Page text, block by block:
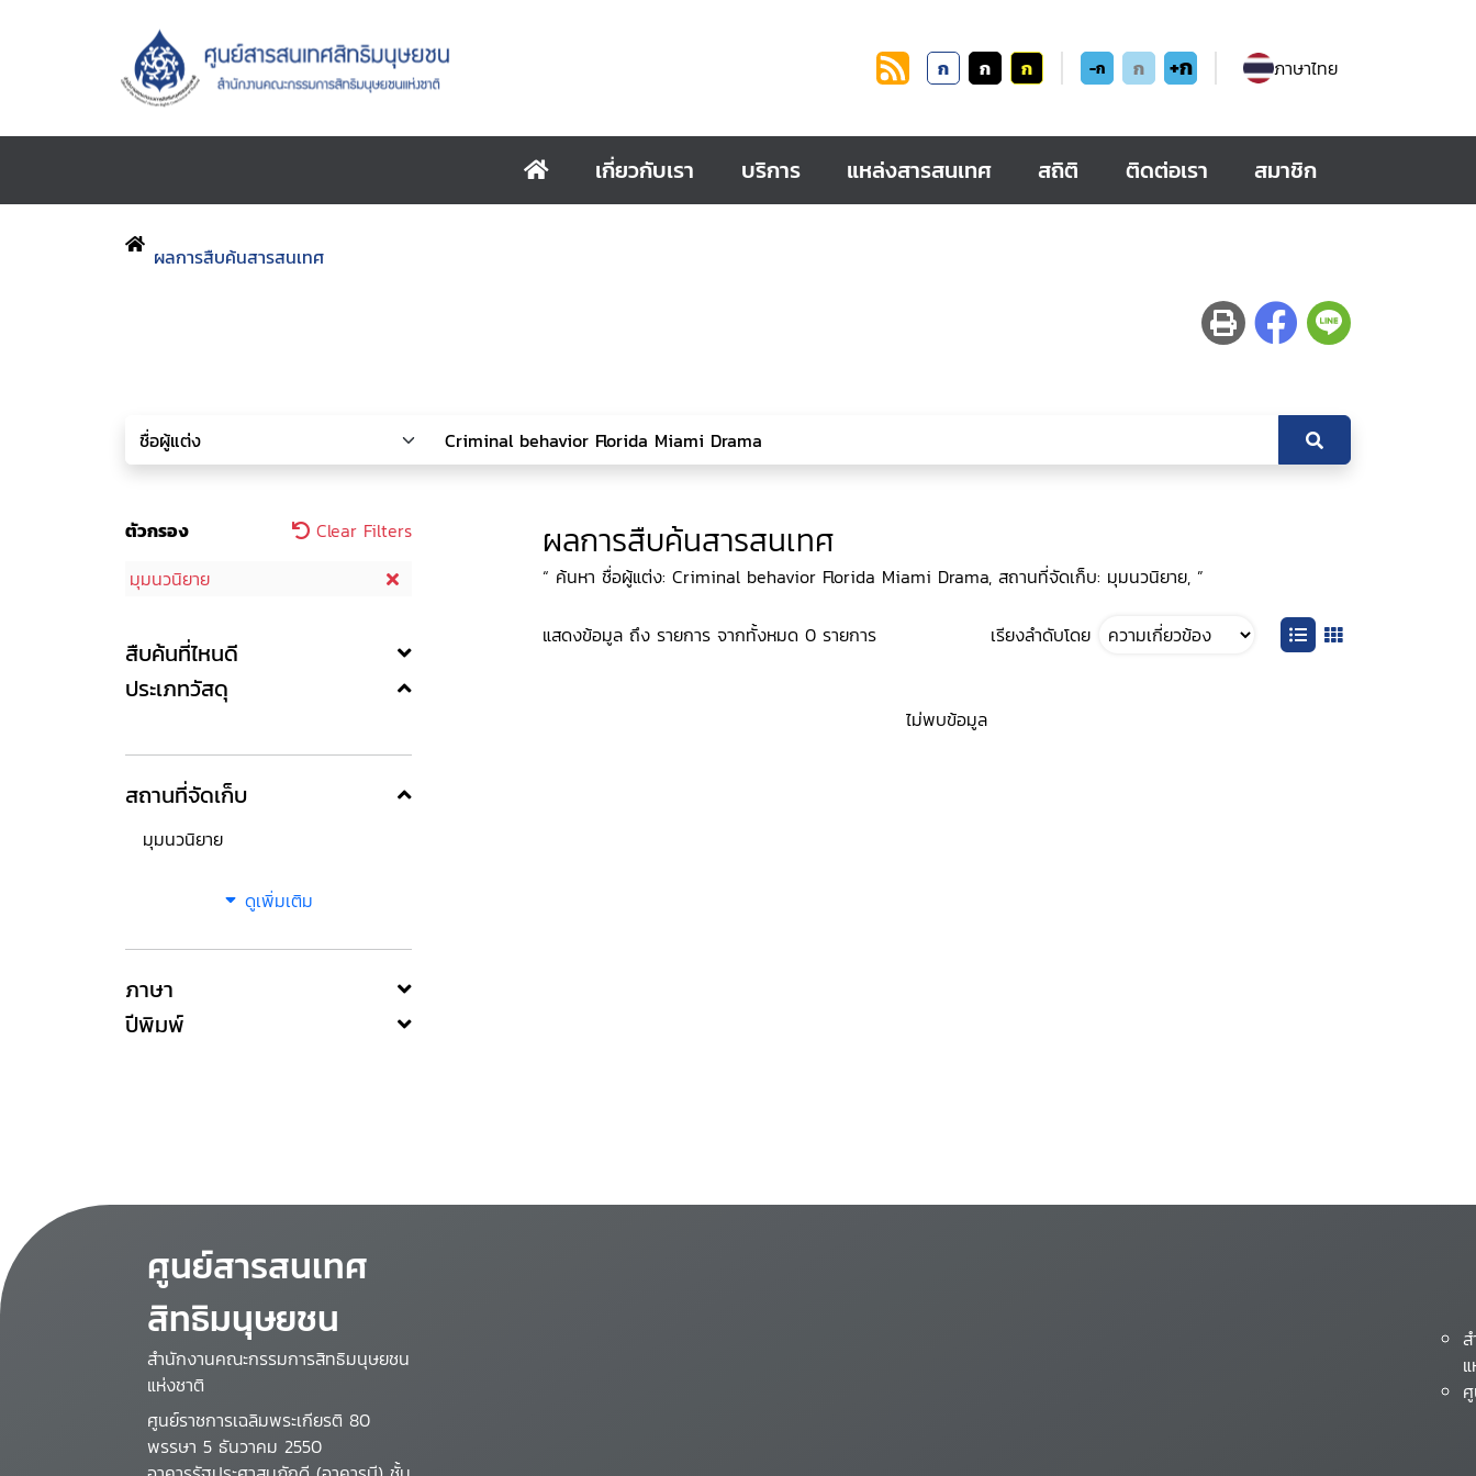
ก ก ก -ก ก +ก ภาษาไทย
เกี่ยวกับเรา บริการ แหล่งสารสนเทศ สถิติ ติดต่อเรา สมาชิก
ผลการสืบค้นสารสนเทศ
ตัวกรอง
Clear Filters
มุมนวนิยาย
สืบค้นที่ไหนดี
ประเภทวัสดุ
สถานที่จัดเก็บ
มุมนวนิยาย
ดูเพิ่มเติม
ภาษา
ปีพิมพ์
ผลการสืบค้นสารสนเทศ
“ ค้นหา ชื่อผู้แต่ง: Criminal behavior Florida Miami Drama, สถานที่จัดเก็บ: มุมนวนิยาย, ”
แสดงข้อมูล ถึง รายการ จากทั้งหมด 0 รายการ เรียงลำดับโดย
ไม่พบข้อมูล
ศูนย์สารสนเทศ
สิทธิมนุษยชน
สำนักงานคณะกรรมการสิทธิมนุษยชน
แห่งชาติ
ศูนย์ราชการเฉลิมพระเกียรติ 80
พรรษา 5 ธันวาคม 2550